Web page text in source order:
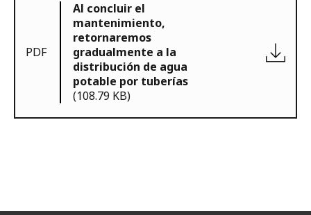
PDF
Al concluir el
mantenimiento,
retornaremos
gradualmente a la
distribución de agua
potable por tuberías
(108.79 KB)